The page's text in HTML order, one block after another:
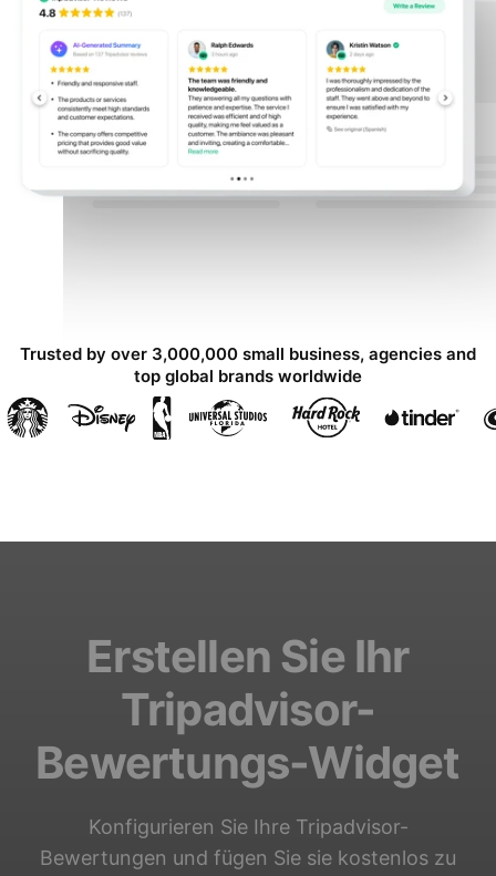
Trusted by over 3,000,000 small business, agencies and
top global brands worldwide
Erstellen Sie Ihr
Tripadvisor-
Bewertungs-Widget
Konfigurieren Sie Ihre Tripadvisor-
Bewertungen und fügen Sie sie kostenlos zu